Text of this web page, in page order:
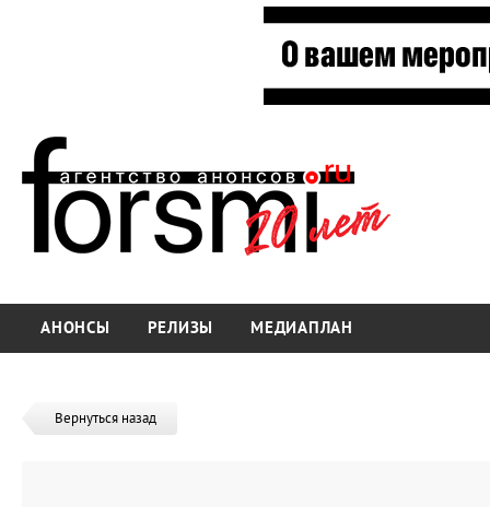
АНОНСЫ РЕЛИЗЫ МЕДИАПЛАН
Вернуться назад